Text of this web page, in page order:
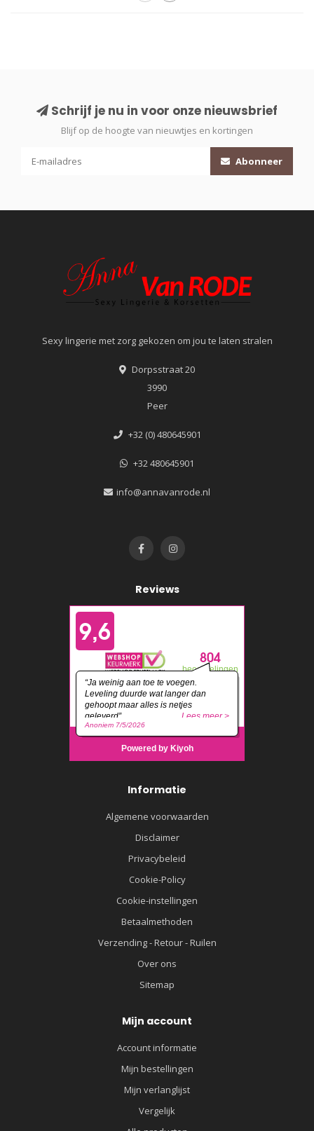
Schrijf je nu in voor onze nieuwsbrief
Blijf op de hoogte van nieuwtjes en kortingen
Abonneer
Sexy lingerie met zorg gekozen om jou te laten stralen
Dorpsstraat 20
3990
Peer
+32 (0) 480645901
+32 480645901
info@annavanrode.nl
Reviews
Informatie
Algemene voorwaarden
Disclaimer
Privacybeleid
Cookie-Policy
Cookie-instellingen
Betaalmethoden
Verzending - Retour - Ruilen
Over ons
Sitemap
Mijn account
Account informatie
Mijn bestellingen
Mijn verlanglijst
Vergelijk